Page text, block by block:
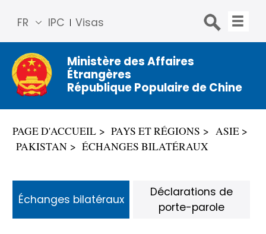
IPC Visas
FR
简体
中文
Engli
sh
Русс
Espa
ñol
Ministère des Affaires
Étrangères
République Populaire de Chine
PAGE D'ACCUEIL PAYS ET RÉGIONS
ASIE
PAKISTAN
ÉCHANGES BILATÉRAUX
Échanges bilatéraux
Déclarations de
porte-parole